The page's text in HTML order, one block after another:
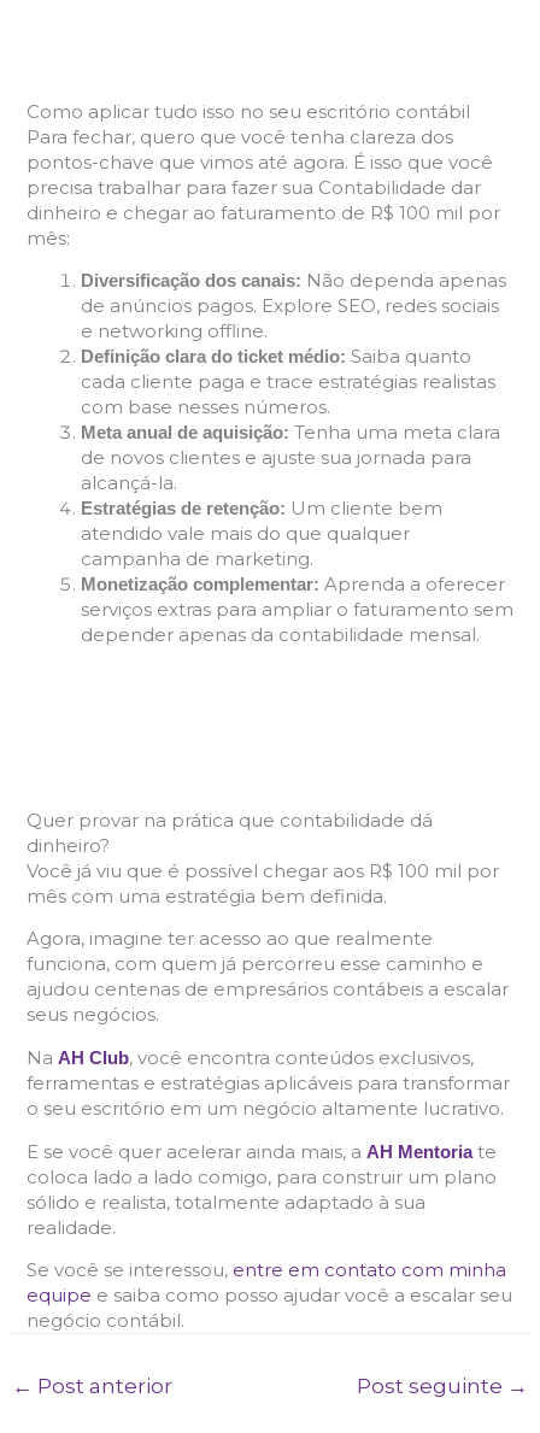
Como aplicar tudo isso no seu escritório contábil
Para fechar, quero que você tenha clareza dos
pontos-chave que vimos até agora. É isso que você
precisa trabalhar para fazer sua Contabilidade dar
dinheiro e chegar ao faturamento de R$ 100 mil por
mês:
Diversificação dos canais: Não dependa apenas
de anúncios pagos. Explore SEO, redes sociais
e networking offline.
Definição clara do ticket médio: Saiba quanto
cada cliente paga e trace estratégias realistas
com base nesses números.
Meta anual de aquisição: Tenha uma meta clara
de novos clientes e ajuste sua jornada para
alcançá-la.
Estratégias de retenção: Um cliente bem
atendido vale mais do que qualquer
campanha de marketing.
Monetização complementar: Aprenda a oferecer
serviços extras para ampliar o faturamento sem
depender apenas da contabilidade mensal.
Quer provar na prática que contabilidade dá
dinheiro?
Você já viu que é possível chegar aos R$ 100 mil por
mês com uma estratégia bem definida.
Agora, imagine ter acesso ao que realmente
funciona, com quem já percorreu esse caminho e
ajudou centenas de empresários contábeis a escalar
seus negócios.
Na AH Club, você encontra conteúdos exclusivos,
ferramentas e estratégias aplicáveis para transformar
o seu escritório em um negócio altamente lucrativo.
E se você quer acelerar ainda mais, a AH Mentoriate
coloca lado a lado comigo, para construir um plano
sólido e realista, totalmente adaptado à sua
realidade.
Se você se interessou, entre em contato com minha
equipe e saiba como posso ajudar você a escalar seu
negócio contábil.
← Post anterior Post seguinte →